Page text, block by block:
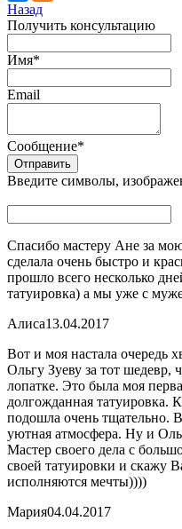
Назад
Получить консультацию
Имя*
Email
Сообщение*
Введите символы,
Спасибо мастеру Ане за
сделала очень быстро и
прошло всего несколько
татуировка) а мы уже с
Алиса13.04.2017
Вот и моя настала очередь
Ольгу Зуеву за тот шедевр,
лопатке. Это была моя
долгожданная татуировка.
подошла очень тщательно.
уютная атмосфера. Ну и
Мастер своего дела с
своей татуировки и скажу
исполняются мечты))))
Мария04.04.2017